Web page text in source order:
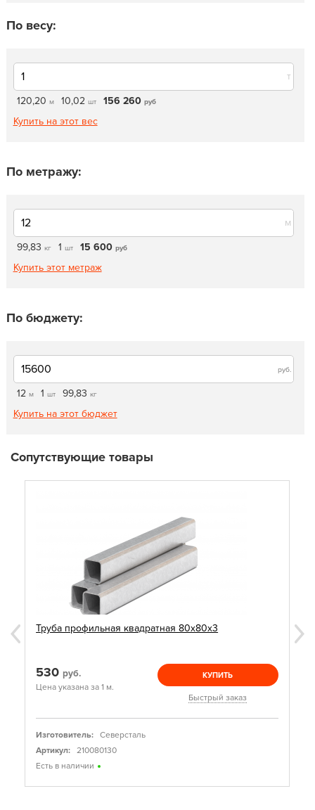
По весу:
т
120,20 м 10,02 шт 156 260 руб
Купить на этот вес
По метражу:
м
99,83 кг 1 шт 15 600 руб
Купить этот метраж
По бюджету:
руб.
12 м 1 шт 99,83 кг
Купить на этот бюджет
Сопутствующие товары
Труба профильная квадратная 80х80х3
530 руб.
Цена указана за 1 м.
КУПИТЬ
Быстрый заказ
Изготовитель:
Северсталь
Артикул:
210080130
Есть в наличии